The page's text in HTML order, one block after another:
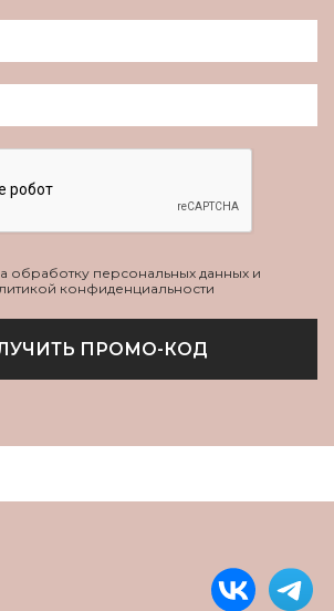
обработку персональных данных и
конфиденциальности
ПОЛУЧИТЬ ПРОМО-КОД